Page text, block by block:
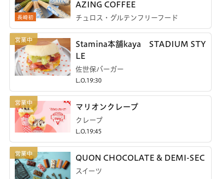
長崎初
AZING COFFEE
チュロス・グルテンフリーフード
Stamina本舗kaya STADIUM STY
LE
佐世保バーガー
L.O.19:30
マリオンクレープ
クレープ
L.O.19:45
QUON CHOCOLATE & DEMI-SEC
スイーツ